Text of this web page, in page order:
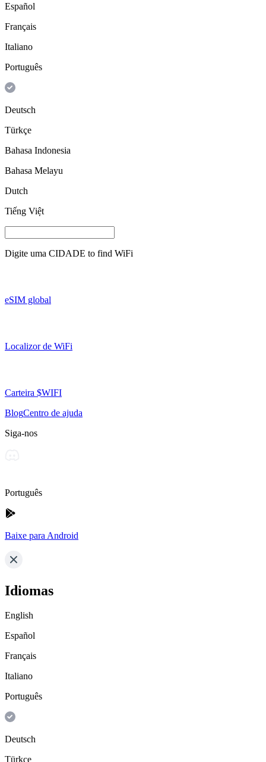
Español
Français
Italiano
Português
Deutsch
Türkçe
Bahasa Indonesia
Bahasa Melayu
Dutch
Tiếng Việt
Digite uma CIDADE to find WiFi
eSIM global
Localizor de WiFi
Carteira $WIFI
BlogCentro de ajuda
Siga-nos
Português
Baixe para Android
Idiomas
English
Español
Français
Italiano
Português
Deutsch
Türkçe